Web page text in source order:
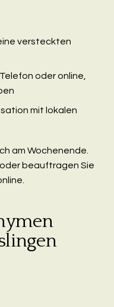
versteckten
oder online,
mit lokalen
am Wochenende.
beauftragen Sie